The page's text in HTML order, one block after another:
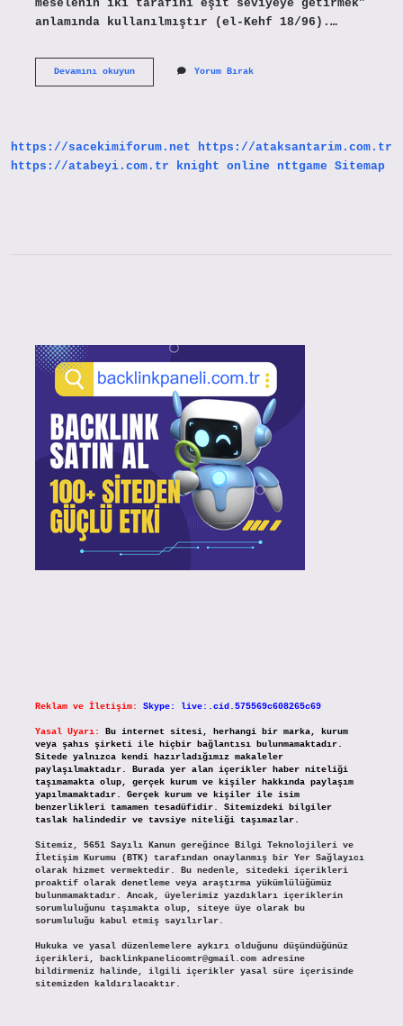
meselenin iki tarafını eşit seviyeye getirmek”
anlamında kullanılmıştır (el-Kehf 18/96).…
Devamını okuyunMüsavat
Yorum Bırak
https://sacekimiforum.net
https://ataksantarim.com.tr
https://atabeyi.com.tr
knight online nttgame Sitemap
Reklam ve İletişim: Skype: live:.cid.575569c608265c69
Yasal Uyarı:
Bu internet sitesi, herhangi bir marka, kurum
veya şahıs şirketi ile hiçbir bağlantısı bulunmamaktadır.
Sitede yalnızca kendi hazırladığımız makaleler
paylaşılmaktadır. Burada yer alan içerikler haber niteliği
taşımamakta olup, gerçek kurum ve kişiler hakkında paylaşım
yapılmamaktadır. Gerçek kurum ve kişiler ile isim
benzerlikleri tamamen tesadüfidir. Sitemizdeki bilgiler
taslak halindedir ve tavsiye niteliği taşımazlar.
Sitemiz, 5651 Sayılı Kanun gereğince Bilgi Teknolojileri ve
İletişim Kurumu (BTK) tarafından onaylanmış bir Yer Sağlayıcı
olarak hizmet vermektedir. Bu nedenle, sitedeki içerikleri
proaktif olarak denetleme veya araştırma yükümlülüğümüz
bulunmamaktadır. Ancak, üyelerimiz yazdıkları içeriklerin
sorumluluğunu taşımakta olup, siteye üye olarak bu
sorumluluğu kabul etmiş sayılırlar.
Hukuka ve yasal düzenlemelere aykırı olduğunu düşündüğünüz
içerikleri,
backlinkpanelicomtr@gmail.comadresine
bildirmeniz halinde, ilgili içerikler yasal süre içerisinde
sitemizden kaldırılacaktır.